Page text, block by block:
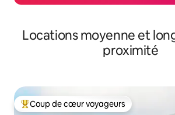
Locations moyenne et
proximité
Coups de cœur voyageurs les plus
Coup de cœur voyageurs